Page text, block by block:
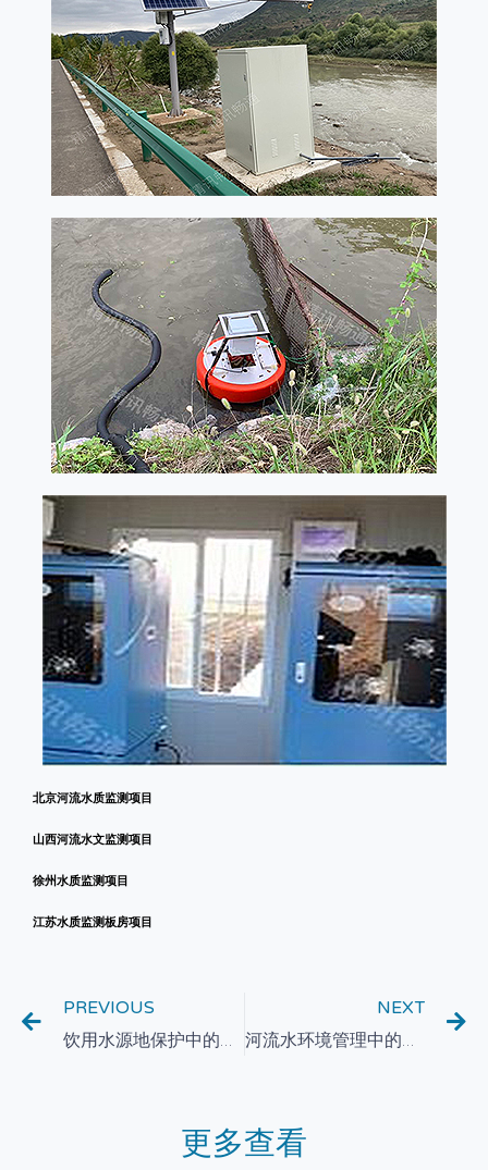
北京河流水质监测项目
山西河流水文监测项目
徐州水质监测项目
江苏水质监测板房项目
PREVIOUS NEXT
更多查看